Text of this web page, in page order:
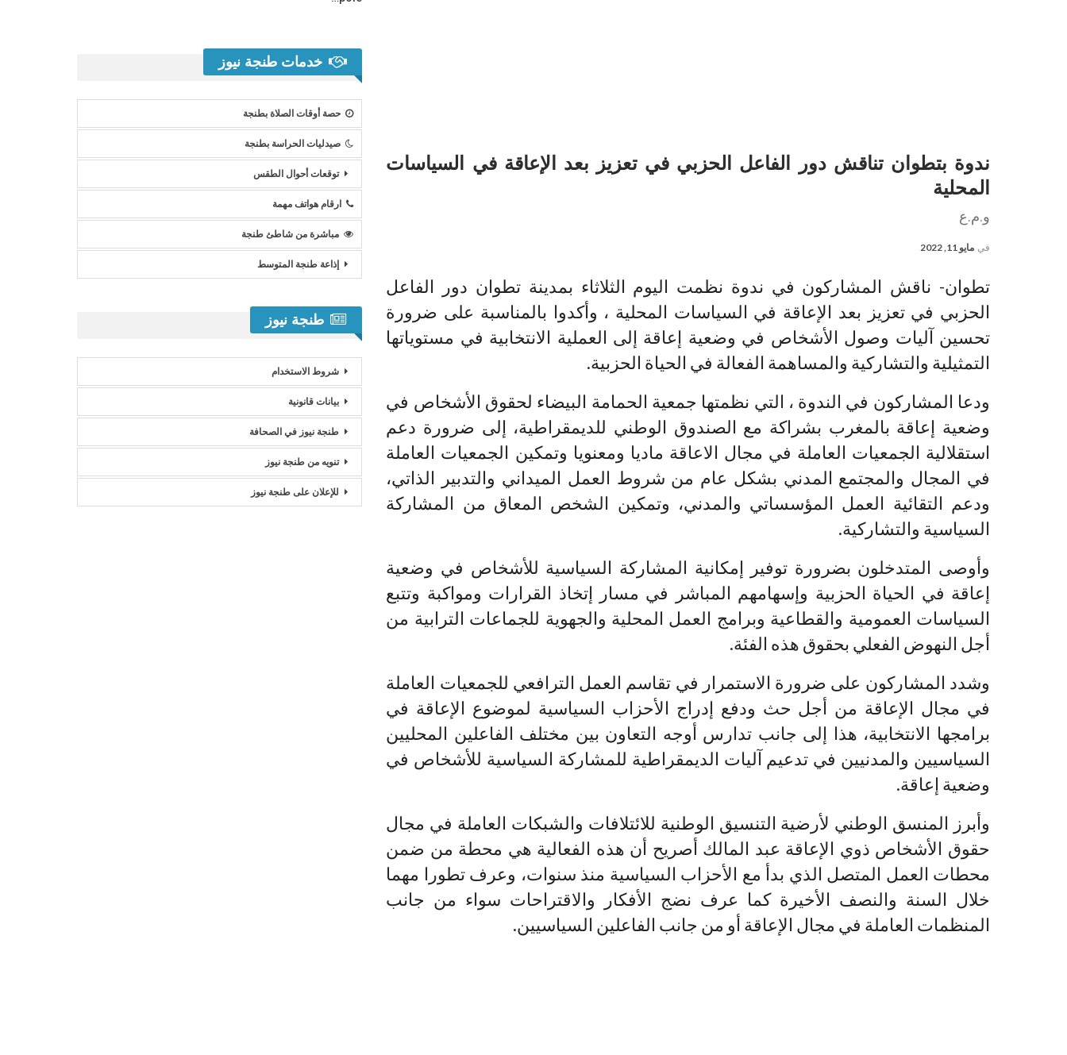
ندوة بتطوان تناقش دور الفاعل الحزبي في تعزيز بعد الإعاقة في السياسات
المحلية
و.م.ع
في مايو 11, 2022
تطوان- ناقش المشاركون في ندوة نظمت اليوم الثلاثاء بمدينة تطوان دور الفاعل
الحزبي في تعزيز بعد الإعاقة في السياسات المحلية ، وأكدوا بالمناسبة على ضرورة
تحسين آليات وصول الأشخاص في وضعية إعاقة إلى العملية الانتخابية في مستوياتها
التمثيلية والتشاركية والمساهمة الفعالة في الحياة الحزبية.
ودعا المشاركون في الندوة ، التي نظمتها جمعية الحمامة البيضاء لحقوق الأشخاص في
وضعية إعاقة بالمغرب بشراكة مع الصندوق الوطني للديمقراطية، إلى ضرورة دعم
استقلالية الجمعيات العاملة في مجال الاعاقة ماديا ومعنويا وتمكين الجمعيات العاملة
في المجال والمجتمع المدني بشكل عام من شروط العمل الميداني والتدبير الذاتي،
ودعم التقائية العمل المؤسساتي والمدني، وتمكين الشخص المعاق من المشاركة
السياسية والتشاركية.
وأوصى المتدخلون بضرورة توفير إمكانية المشاركة السياسية للأشخاص في وضعية
إعاقة في الحياة الحزبية وإسهامهم المباشر في مسار إتخاذ القرارات ومواكبة وتتبع
السياسات العمومية والقطاعية وبرامج العمل المحلية والجهوية للجماعات الترابية من
أجل النهوض الفعلي بحقوق هذه الفئة.
وشدد المشاركون على ضرورة الاستمرار في تقاسم العمل الترافعي للجمعيات العاملة
في مجال الإعاقة من أجل حث ودفع إدراج الأحزاب السياسية لموضوع الإعاقة في
برامجها الانتخابية، هذا إلى جانب تدارس أوجه التعاون بين مختلف الفاعلين المحليين
السياسيين والمدنيين في تدعيم آليات الديمقراطية للمشاركة السياسية للأشخاص في
وضعية إعاقة.
وأبرز المنسق الوطني لأرضية التنسيق الوطنية للائتلافات والشبكات العاملة في مجال
حقوق الأشخاص ذوي الإعاقة عبد المالك أصريح أن هذه الفعالية هي محطة من ضمن
محطات العمل المتصل الذي بدأ مع الأحزاب السياسية منذ سنوات، وعرف تطورا مهما
خلال السنة والنصف الأخيرة كما عرف نضج الأفكار والاقتراحات سواء من جانب
المنظمات العاملة في مجال الإعاقة أو من جانب الفاعلين السياسيين.
خدمات طنجة نيوز
حصة أوقات الصلاة بطنجة
صيدليات الحراسة بطنجة
توقعات أحوال الطقس
ارقام هواتف مهمة
مباشرة من شاطئ طنجة
إذاعة طنجة المتوسط
طنجة نيوز
شروط الاستخدام
بيانات قانونية
طنجة نيوز في الصحافة
تنويه من طنجة نيوز
للإعلان على طنجة نيوز